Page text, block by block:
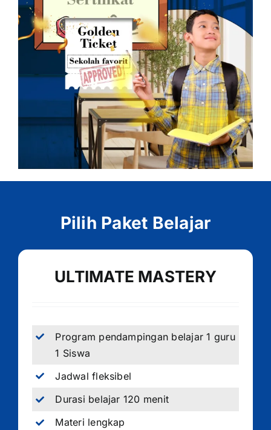
Pilih Paket Belajar
ULTIMATE MASTERY
Program pendampingan belajar 1 guru
1 Siswa
Jadwal fleksibel
Durasi belajar 120 menit
Materi lengkap